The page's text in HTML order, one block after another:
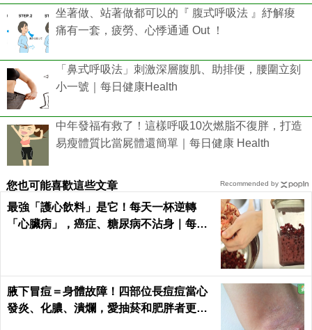
坐著做、站著做都可以的『 腹式呼吸法 』紓解痠
痛有一套，疲勞、心悸通通 Out ！
「鼻式呼吸法」刺激深層腹肌、助排便，腰圍立刻
小一號｜每日健康Health
中年發福有救了！這樣呼吸10次燃脂不復胖，打造
易瘦體質比當屍體還簡單｜每日健康 Health
您也可能喜歡這些文章
最強「護心飲料」是它！每天一杯逆轉
「心臟病」，癌症、糖尿病不沾身｜每日
腋下冒痘＝身體故障！四部位長痘痘當心
發炎、化膿、潰爛，愛抽菸和肥胖者更要
Recommended by